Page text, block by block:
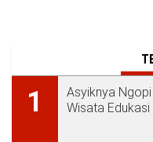
1
Asyiknya
Wisata Edukasi